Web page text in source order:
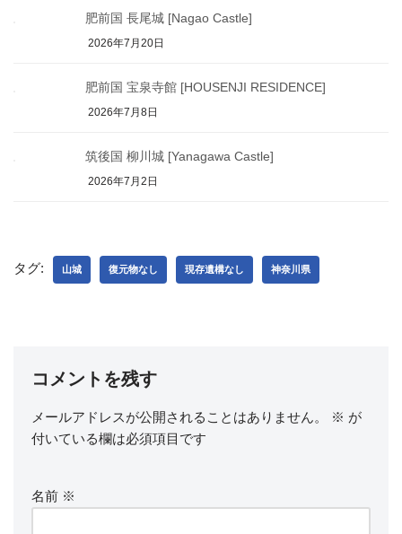
肥前国 長尾城 [Nagao Castle]
2026年7月20日
肥前国 宝泉寺館 [HOUSENJI RESIDENCE]
2026年7月8日
筑後国 柳川城 [Yanagawa Castle]
2026年7月2日
タグ: 山城 復元物なし 現存遺構なし 神奈川県
コメントを残す
メールアドレスが公開されることはありません。 ※ が
付いている欄は必須項目です
名前 ※